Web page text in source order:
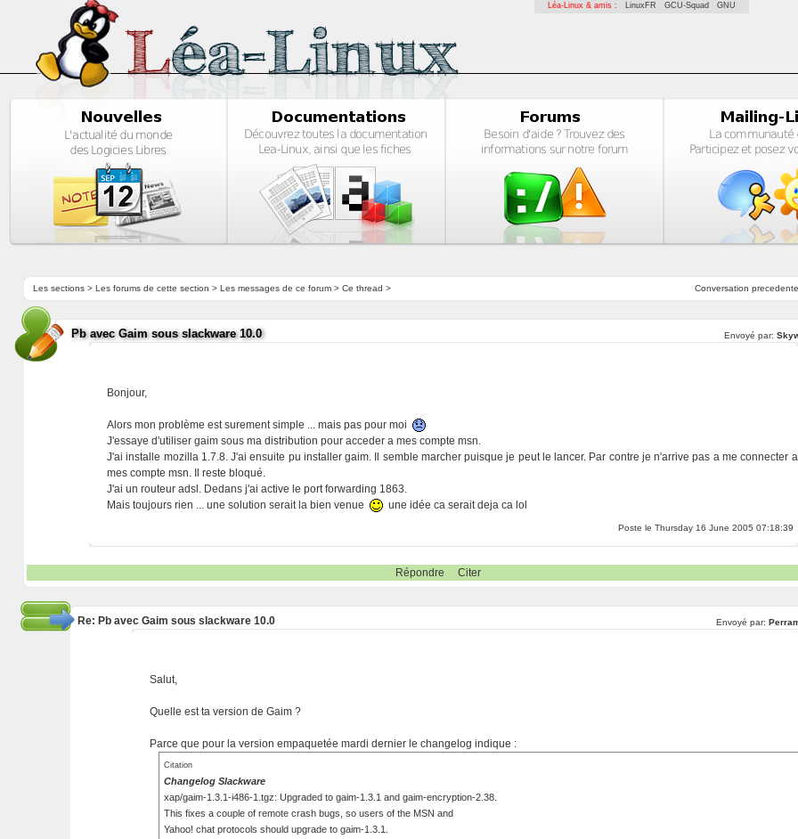
Léa-Linux & amis : LinuxFR GCU-Squad GNU
Conversation precedente
Les sections> Les forums de cette section > Les messages de ce forum> Ce thread >
Pb avec Gaim sous slackware 10.0 Envoyé par:
Bonjour,
Alors mon problème est surement simple ... mais pas pour moi
J'essaye d'utiliser gaim sous ma distribution pour acceder a mes compte msn.
J'ai installe mozilla 1.7.8. J'ai ensuite pu installer gaim. Il semble marcher puisque je peut le lancer. Par contre je n'arrive pas a me connecter a
mes compte msn. Il reste bloqué.
J'ai un routeur adsl. Dedans j'ai active le port forwarding 1863.
Mais toujours rien ... une solution serait la bien venue
une idée ca serait deja ca lol
Poste le Thursday 16 June 2005 07:18:39
Répondre Citer
Re: Pb avec Gaim sous slackware 10.0 Envoyé par:
Salut,
Quelle est ta version de Gaim ?
Parce que pour la version empaquetée mardi dernier le changelog indique :
Citation
Changelog Slackware
xap/gaim-1.3.1-i486-1.tgz: Upgraded to gaim-1.3.1 and gaim-encryption-2.38.
This fixes a couple of remote crash bugs, so users of the MSN and
Yahoo! chat protocols should upgrade to gaim-1.3.1.